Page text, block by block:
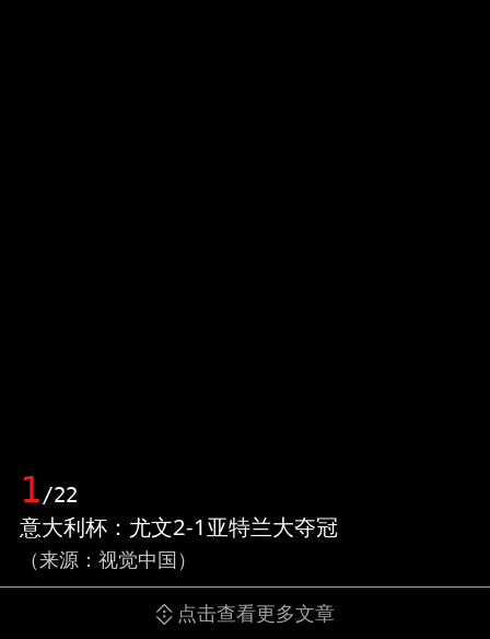
1/22
意大利杯：尤文2-1亚特兰大夺冠
（来源：视觉中国）
点击查看更多文章